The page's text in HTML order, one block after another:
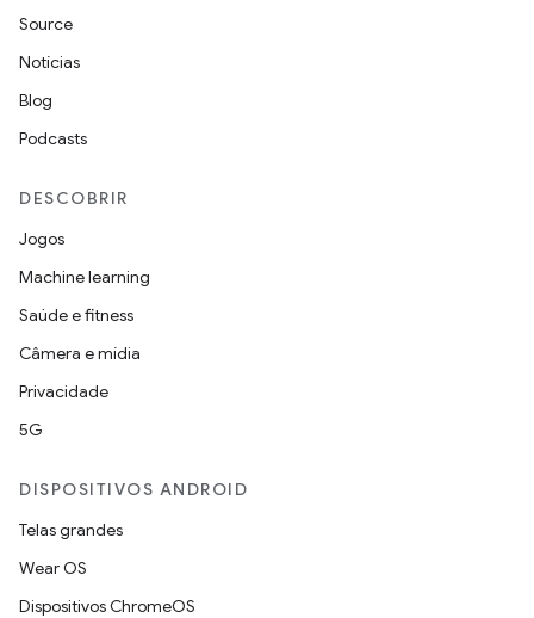
Source
Notícias
Blog
Podcasts
DESCOBRIR
Jogos
Machine learning
Saúde e fitness
Câmera e mídia
Privacidade
5G
DISPOSITIVOS ANDROID
Telas grandes
Wear OS
Dispositivos ChromeOS